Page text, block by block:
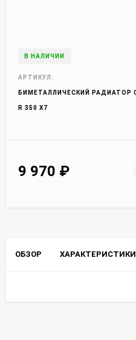
В НАЛИЧИИ
АРТИКУЛ:
БИМЕТАЛЛИЧЕСКИЙ РАДИАТОР
R 350 X7
9 970 ₽
ОБЗОР ХАРАКТЕРИСТИКИ